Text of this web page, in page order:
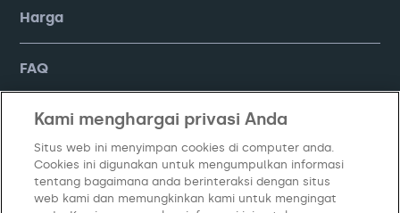
Harga
FAQ
Company
Kami menghargai privasi Anda
Situs web ini menyimpan cookies di computer anda.
Cookies ini digunakan untuk mengumpulkan informasi
tentang bagaimana anda berinteraksi dengan situs
web kami dan memungkinkan kami untuk mengingat